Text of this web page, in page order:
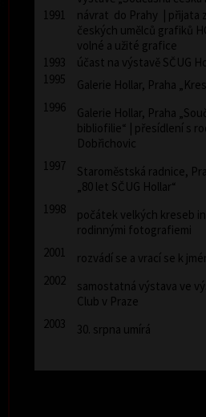
1991
návrat do Prahy | přijata
českých umělců grafiků
volné a užité grafice
1993
účast na výstavě SČUG
1995
Galerie Hollar, Praha
1996
Galerie Hollar, Praha
bibliofilie“ | přesídlení s
Dobřichovic
1997
Staroměstská radnice,
„80 let SČUG Hollar“
1998
počátek velkých kreseb
rodinnými fotografiemi
2001
rozvádí se a vrací se k
2002
samostatná výstava ve
Club v Praze
2003
30. srpna umírá